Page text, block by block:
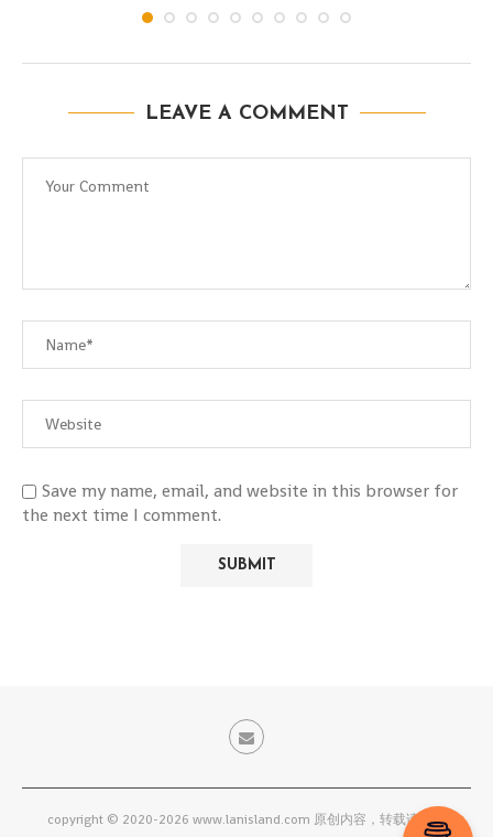
LEAVE A COMMENT
Save my name, email, and website in this browser for
the next time I comment.
copyright © 2020-2026 www.lanisland.com 原创内容，转载请联系